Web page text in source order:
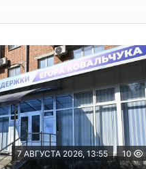
7 АВГУСТА 2026, 13:55 10